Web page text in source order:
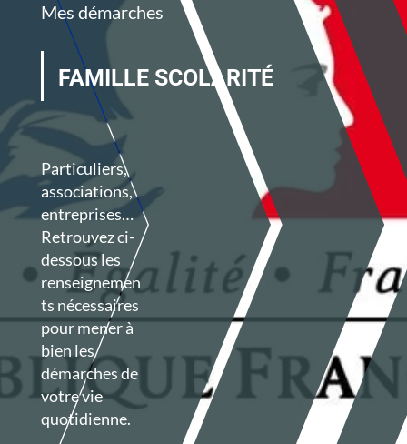
Mes démarches
FAMILLE SCOLARITÉ
Particuliers,
associations,
entreprises…
Retrouvez ci-
dessous les
renseignemen
ts nécessaires
pour mener à
bien les
démarches de
votre vie
quotidienne.